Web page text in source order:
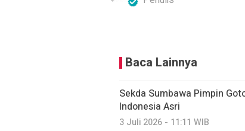
Baca Lainnya
Sekda Sumbawa Pimpin
Indonesia Asri
3 Juli 2026 - 11:11 WIB